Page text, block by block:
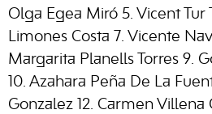
Olga Egea Miró 5. Vicent Tur
Limones Costa 7. Vicente
Margarita Planells Torres 9.
10. Azahara Peña De La
Gonzalez 12. Carmen Villena